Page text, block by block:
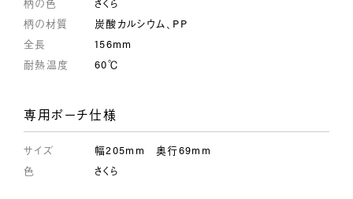
柄の材質
炭酸カルシウム、PP
全長
156mm
耐熱温度
60℃
専用ポーチ仕様
サイズ
幅205mm 奥行69mm
色
さくら